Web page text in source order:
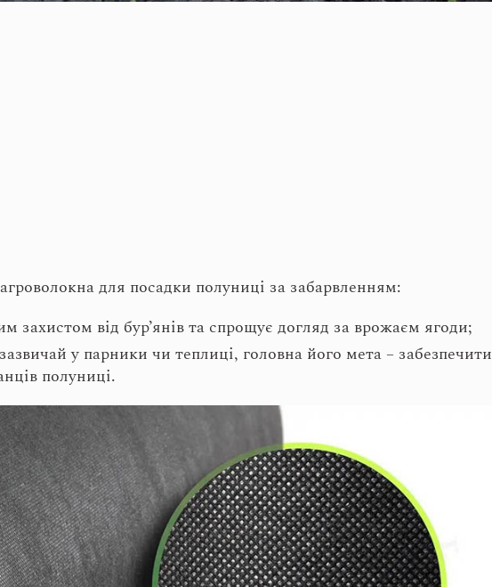
для посадки полуниці за забарвленням:
захистом від бур’янів та спрощує догляд за врожаєм ягоди;
у парники чи теплиці, головна його мета – забезпечити
полуниці.